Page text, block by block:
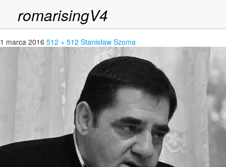
romarisingV4
zoma1
1 marca 2016 512 × 512 Stanisław Szoma